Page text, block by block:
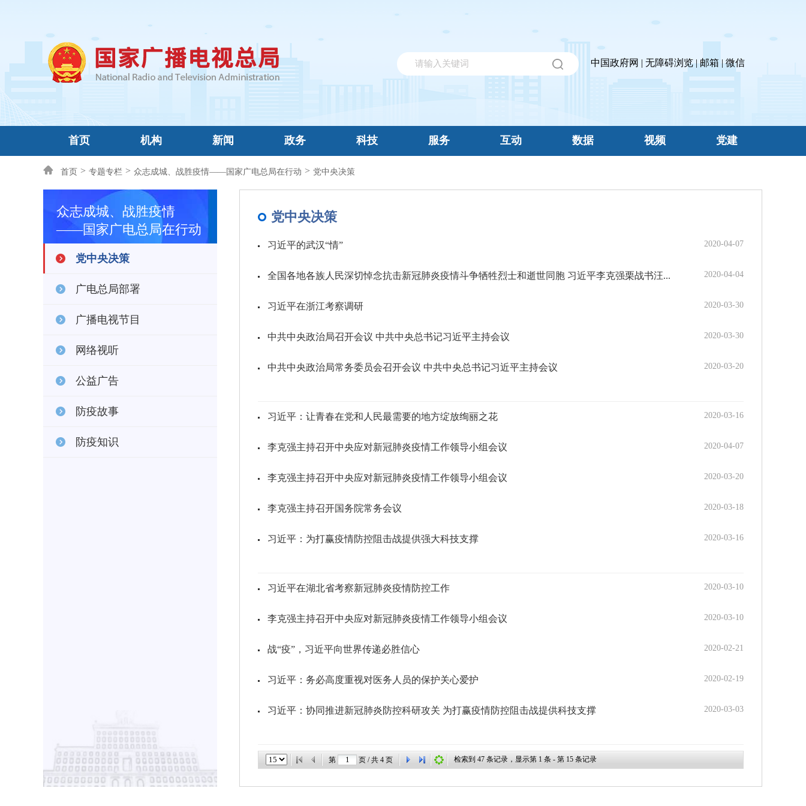
中国政府网 | 无障碍浏览|邮箱 |微信
首页 机构 新闻 政务 科技 服务 互动 数据 视频 党建
首页 > 专题专栏 > 众志成城、战胜疫情——国家广电总局在行动 > 党中央决策
众志成城、战胜疫情
——国家广电总局在行动
党中央决策
广电总局部署
广播电视节目
网络视听
公益广告
防疫故事
防疫知识
党中央决策
习近平的武汉“情” 2020-04-07
全国各地各族人民深切悼念抗击新冠肺炎疫情斗争牺牲烈士和逝世同胞 习近平李克强栗战书汪... 2020-04-04
习近平在浙江考察调研 2020-03-30
中共中央政治局召开会议 中共中央总书记习近平主持会议 2020-03-30
中共中央政治局常务委员会召开会议 中共中央总书记习近平主持会议 2020-03-20
习近平：让青春在党和人民最需要的地方绽放绚丽之花 2020-03-16
李克强主持召开中央应对新冠肺炎疫情工作领导小组会议 2020-04-07
李克强主持召开中央应对新冠肺炎疫情工作领导小组会议 2020-03-20
李克强主持召开国务院常务会议 2020-03-18
习近平：为打赢疫情防控阻击战提供强大科技支撑 2020-03-16
习近平在湖北省考察新冠肺炎疫情防控工作 2020-03-10
李克强主持召开中央应对新冠肺炎疫情工作领导小组会议 2020-03-10
战“疫”，习近平向世界传递必胜信心 2020-02-21
习近平：务必高度重视对医务人员的保护关心爱护 2020-02-19
习近平：协同推进新冠肺炎防控科研攻关 为打赢疫情防控阻击战提供科技支撑 2020-03-03
第 页 / 共 4 页 检索到 47 条记录，显示第 1 条 - 第 15 条记录